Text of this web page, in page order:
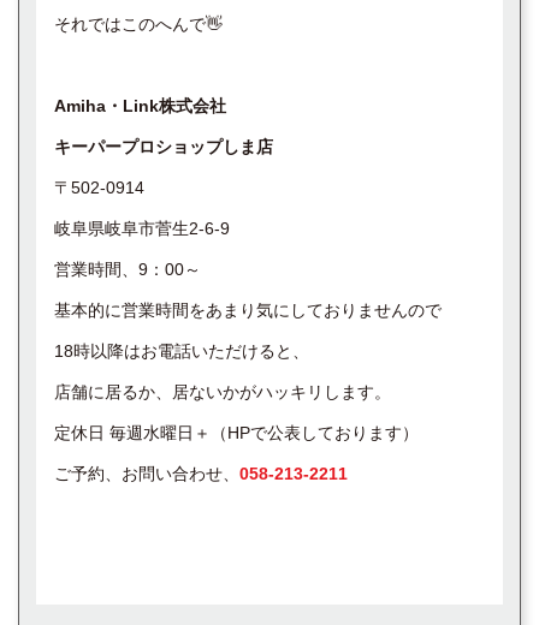
それではこのへんで👋
Amiha・Link株式会社
キーパープロショップしま店
〒502-0914
岐阜県岐阜市菅生2-6-9
営業時間、9：00～
基本的に営業時間をあまり気にしておりませんので
18時以降はお電話いただけると、
店舗に居るか、居ないかがハッキリします。
定休日 毎週水曜日＋（HPで公表しております）
ご予約、お問い合わせ、 058-213-2211